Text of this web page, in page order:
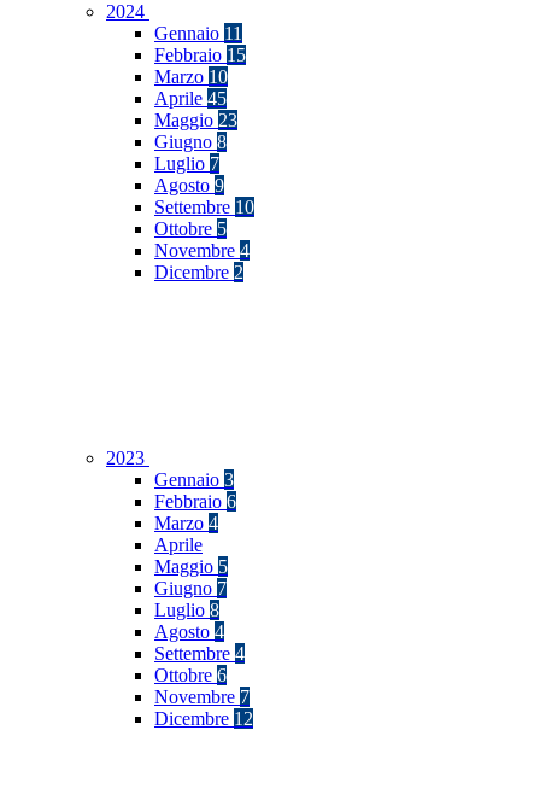
2024
Gennaio 11
Febbraio 15
Marzo 10
Aprile 45
Maggio 23
Giugno 8
Luglio 7
Agosto 9
Settembre 10
Ottobre 5
Novembre 4
Dicembre 2
2023
Gennaio 3
Febbraio 6
Marzo 4
Aprile
Maggio 5
Giugno 7
Luglio 8
Agosto 4
Settembre 4
Ottobre 6
Novembre 7
Dicembre 12